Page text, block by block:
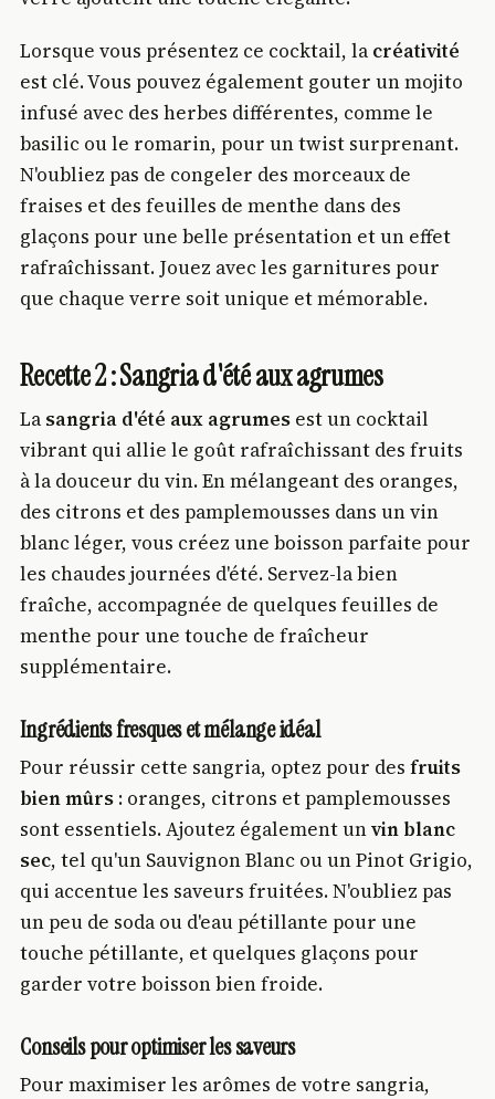
Lorsque vous présentez ce cocktail, la créativité
est clé. Vous pouvez également gouter un mojito
infusé avec des herbes différentes, comme le
basilic ou le romarin, pour un twist surprenant.
N'oubliez pas de congeler des morceaux de
fraises et des feuilles de menthe dans des
glaçons pour une belle présentation et un effet
rafraîchissant. Jouez avec les garnitures pour
que chaque verre soit unique et mémorable.
Recette 2 : Sangria d'été aux agrumes
La sangria d'été aux agrumes est un cocktail
vibrant qui allie le goût rafraîchissant des fruits
à la douceur du vin. En mélangeant des oranges,
des citrons et des pamplemousses dans un vin
blanc léger, vous créez une boisson parfaite pour
les chaudes journées d'été. Servez-la bien
fraîche, accompagnée de quelques feuilles de
menthe pour une touche de fraîcheur
supplémentaire.
Ingrédients fresques et mélange idéal
Pour réussir cette sangria, optez pour desfruits
bien mûrs : oranges, citrons et pamplemousses
sont essentiels. Ajoutez également unvin blanc
sec, tel qu'un Sauvignon Blanc ou un Pinot Grigio,
qui accentue les saveurs fruitées. N'oubliez pas
un peu de soda ou d'eau pétillante pour une
touche pétillante, et quelques glaçons pour
garder votre boisson bien froide.
Conseils pour optimiser les saveurs
Pour maximiser les arômes de votre sangria,